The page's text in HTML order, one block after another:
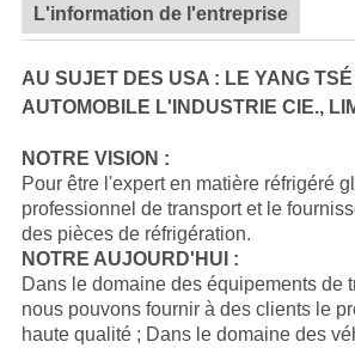
L'information de l'entreprise
AU SUJET DES USA : LE YANG
AUTOMOBILE L'INDUSTRIE CIE.,
NOTRE VISION :
Pour être l'expert en matière réfrigéré
professionnel de transport et le
des pièces de réfrigération.
NOTRE AUJOURD'HUI :
Dans le domaine des équipements de
nous pouvons fournir à des clients le
haute qualité ; Dans le domaine des